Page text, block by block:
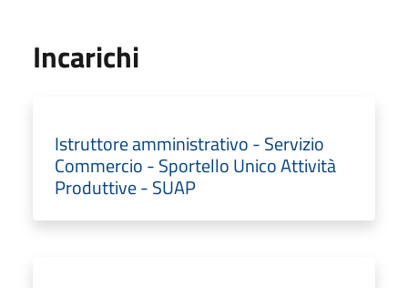
Incarichi
Istruttore amministrativo - Servizio
Commercio - Sportello Unico Attività
Produttive - SUAP